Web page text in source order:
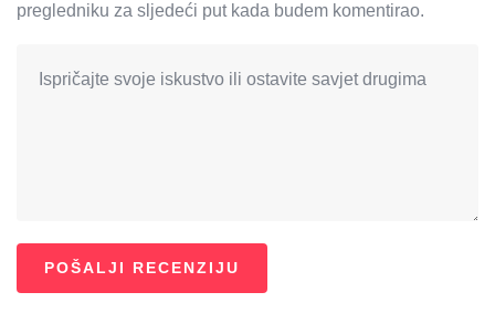
pregledniku za sljedeći put kada budem komentirao.